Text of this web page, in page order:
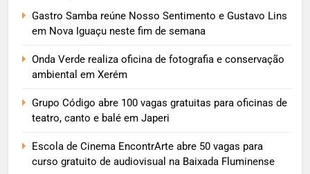
Gastro Samba reúne Nosso Sentimento e Gustavo Lins
em Nova Iguaçu neste fim de semana
Onda Verde realiza oficina de fotografia e conservação
ambiental em Xerém
Grupo Código abre 100 vagas gratuitas para oficinas de
teatro, canto e balé em Japeri
Escola de Cinema EncontrArte abre 50 vagas para
curso gratuito de audiovisual na Baixada Fluminense